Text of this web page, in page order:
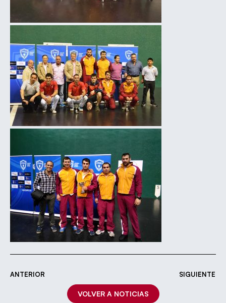
ANTERIOR SIGUIENTE
VOLVER A NOTICIAS